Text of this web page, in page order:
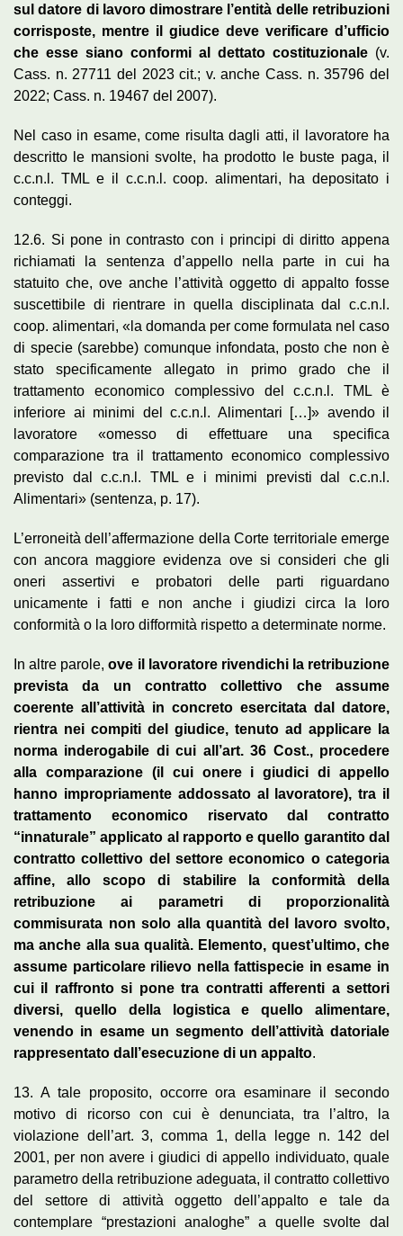
sul datore di lavoro dimostrare l’entità delle retribuzioni
corrisposte, mentre il giudice deve verificare d’ufficio
che esse siano conformi al dettato costituzionale (v.
Cass. n. 27711 del 2023 cit.; v. anche Cass. n. 35796 del
2022; Cass. n. 19467 del 2007).
Nel caso in esame, come risulta dagli atti, il lavoratore ha
descritto le mansioni svolte, ha prodotto le buste paga, il
c.c.n.l. TML e il c.c.n.l. coop. alimentari, ha depositato i
conteggi.
12.6. Si pone in contrasto con i principi di diritto appena
richiamati la sentenza d’appello nella parte in cui ha
statuito che, ove anche l’attività oggetto di appalto fosse
suscettibile di rientrare in quella disciplinata dal c.c.n.l.
coop. alimentari, «la domanda per come formulata nel caso
di specie (sarebbe) comunque infondata, posto che non è
stato specificamente allegato in primo grado che il
trattamento economico complessivo del c.c.n.l. TML è
inferiore ai minimi del c.c.n.l. Alimentari […]» avendo il
lavoratore «omesso di effettuare una specifica
comparazione tra il trattamento economico complessivo
previsto dal c.c.n.l. TML e i minimi previsti dal c.c.n.l.
Alimentari» (sentenza, p. 17).
L’erroneità dell’affermazione della Corte territoriale emerge
con ancora maggiore evidenza ove si consideri che gli
oneri assertivi e probatori delle parti riguardano
unicamente i fatti e non anche i giudizi circa la loro
conformità o la loro difformità rispetto a determinate norme.
In altre parole,ove il lavoratore rivendichi la retribuzione
prevista da un contratto collettivo che assume
coerente all’attività in concreto esercitata dal datore,
rientra nei compiti del giudice, tenuto ad applicare la
norma inderogabile di cui all’art. 36 Cost., procedere
alla comparazione (il cui onere i giudici di appello
hanno impropriamente addossato al lavoratore), tra il
trattamento economico riservato dal contratto
“innaturale” applicato al rapporto e quello garantito dal
contratto collettivo del settore economico o categoria
affine, allo scopo di stabilire la conformità della
retribuzione ai parametri di proporzionalità
commisurata non solo alla quantità del lavoro svolto,
ma anche alla sua qualità. Elemento, quest’ultimo, che
assume particolare rilievo nella fattispecie in esame in
cui il raffronto si pone tra contratti afferenti a settori
diversi, quello della logistica e quello alimentare,
venendo in esame un segmento dell’attività datoriale
rappresentato dall’esecuzione di un appalto.
13. A tale proposito, occorre ora esaminare il secondo
motivo di ricorso con cui è denunciata, tra l’altro, la
violazione dell’art. 3, comma 1, della legge n. 142 del
2001, per non avere i giudici di appello individuato, quale
parametro della retribuzione adeguata, il contratto collettivo
del settore di attività oggetto dell’appalto e tale da
contemplare “prestazioni analoghe” a quelle svolte dal